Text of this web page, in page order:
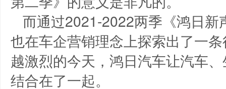
而通过2021-2022两季《鸿日
也在车企营销理念上探索出了一
越激烈的今天，鸿日汽车让汽车
结合在了一起。